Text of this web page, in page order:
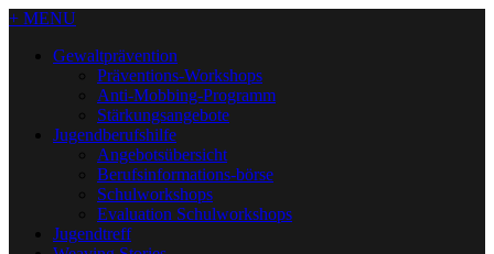
+ MENU
Gewaltprävention
Präventions-Workshops
Anti-Mobbing-Programm
Stärkungsangebote
Jugendberufshilfe
Angebotsübersicht
Berufsinformations-börse
Schulworkshops
Evaluation Schulworkshops
Jugendtreff